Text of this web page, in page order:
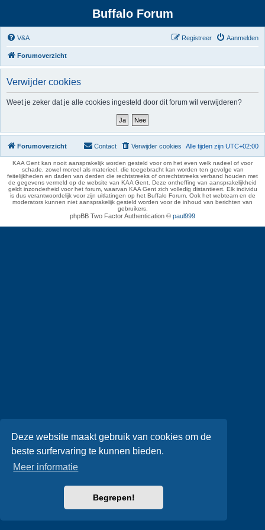
Deze website maakt gebruik van cookies om de
beste surfervaring te kunnen bieden.
Meer informatie
Begrepen!
Buffalo Forum
V&A Aanmelden
Registreer
Forumoverzicht
Verwijder cookies
Weet je zeker dat je alle cookies ingesteld door dit forum wil verwijderen?
Forumoverzicht Alle tijden zijn UTC+02:00
Verwijder cookies
Contact
KAA Gent kan nooit aansprakelijk worden gesteld voor om het even welk nadeel of voor
schade, zowel moreel als materieel, die toegebracht kan worden ten gevolge van
feitelijkheden en daden van derden die rechtstreeks of onrechtstreeks verband houden met
de gegevens vermeld op de website van KAA Gent. Deze ontheffing van aansprakelijkheid
geldt inzonderheid voor het forum, waarvan KAA Gent zich volledig distantieert. Elk individu
is dus verantwoordelijk voor zijn uitlatingen op het Buffalo Forum. Ook het webteam en de
moderators kunnen niet aansprakelijk gesteld worden voor de inhoud van berichten van
gebruikers.
phpBB Two Factor Authentication © paul999